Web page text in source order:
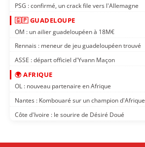
PSG : confirmé, un crack file vers l'Allemagne
🇬🇵 GUADELOUPE
OM : un ailier guadeloupéen à 18M€
Rennais : meneur de jeu guadeloupéen trouvé
ASSE : départ officiel d'Yvann Maçon
🌍 AFRIQUE
OL : nouveau partenaire en Afrique
Nantes : Kombouaré sur un champion d'Afrique
Côte d'Ivoire : le sourire de Désiré Doué